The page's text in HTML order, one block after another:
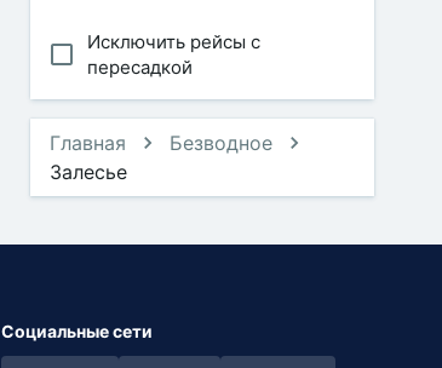
Исключить рейсы с
пересадкой
Главная
Безводное
Залесье
Социальные сети